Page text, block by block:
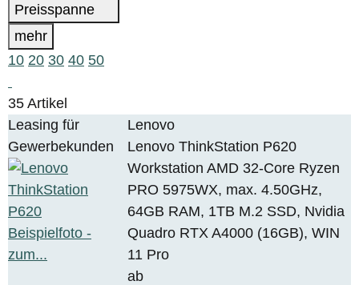
Preisspanne
mehr
10 20 30 40 50
35 Artikel
Leasing für
Gewerbekunden
Lenovo
Lenovo ThinkStation P620
Workstation AMD 32-Core Ryzen
PRO 5975WX, max. 4.50GHz,
64GB RAM, 1TB M.2 SSD, Nvidia
Quadro RTX A4000 (16GB), WIN
11 Pro
ab